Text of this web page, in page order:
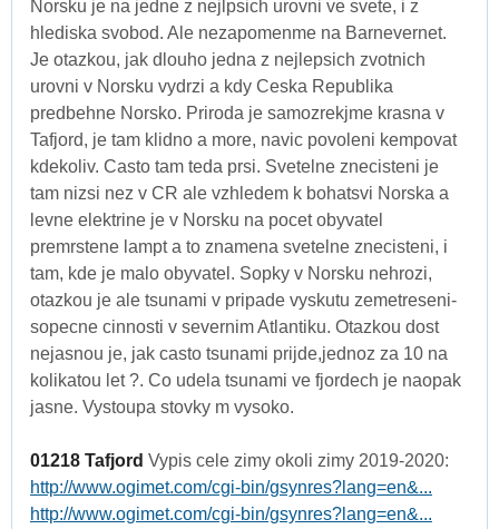
Norsku je na jedne z nejlpsich urovni ve svete, i z
hlediska svobod. Ale nezapomenme na Barnevernet.
Je otazkou, jak dlouho jedna z nejlepsich zvotnich
urovni v Norsku vydrzi a kdy Ceska Republika
predbehne Norsko. Priroda je samozrekjme krasna v
Tafjord, je tam klidno a more, navic povoleni kempovat
kdekoliv. Casto tam teda prsi. Svetelne znecisteni je
tam nizsi nez v CR ale vzhledem k bohatsvi Norska a
levne elektrine je v Norsku na pocet obyvatel
premrstene lampt a to znamena svetelne znecisteni, i
tam, kde je malo obyvatel. Sopky v Norsku nehrozi,
otazkou je ale tsunami v pripade vyskutu zemetreseni-
sopecne cinnosti v severnim Atlantiku. Otazkou dost
nejasnou je, jak casto tsunami prijde,jednoz za 10 na
kolikatou let ?. Co udela tsunami ve fjordech je naopak
jasne. Vystoupa stovky m vysoko.
01218 Tafjord Vypis cele zimy okoli zimy 2019-2020:
http://www.ogimet.com/cgi-bin/gsynres?lang=en&...
http://www.ogimet.com/cgi-bin/gsynres?lang=en&...